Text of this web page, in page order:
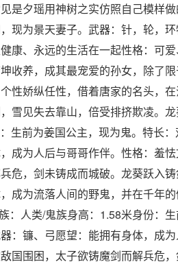
是夕瑶用神树之实仿照自己模样
现为景天妻子。武器：针，轮，
康、永远的生活在一起性格：可
收养，成其最宠爱的孙女，除了
性娇纵任性，借着唐家的名头，
雪见失去靠山，倍受排挤欺凌。
生前为姜国公主，现为鬼。特长
成为人后与哥哥作伴。性格：羞
危，剑未铸成而城破。龙葵跃入
成为流落人间的野鬼，并在千年
：人类/鬼族身高：1.58米身份：
：镰、弓愿望：能拥有身体，成
国围困，太子欲铸魔剑而解兵危